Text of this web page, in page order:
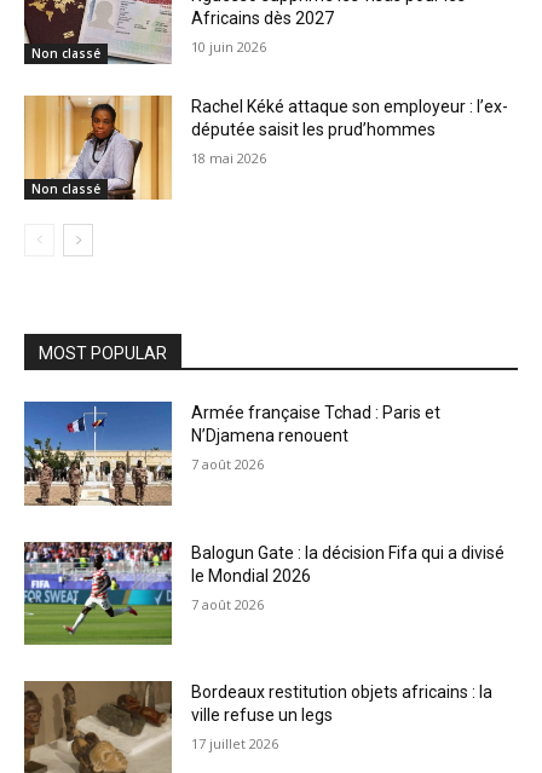
Non classé
Africains dès 2027
10 juin 2026
Non classé
Rachel Kéké attaque son employeur : l’ex-
députée saisit les prud’hommes
18 mai 2026
MOST POPULAR
Armée française Tchad : Paris et
N’Djamena renouent
7 août 2026
Balogun Gate : la décision Fifa qui a divisé
le Mondial 2026
7 août 2026
Bordeaux restitution objets africains : la
ville refuse un legs
17 juillet 2026